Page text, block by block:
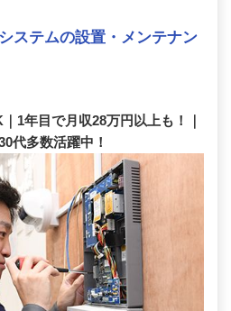
ステムの設置・メンテナン
1年目で月収28万円以上も！｜
代多数活躍中！